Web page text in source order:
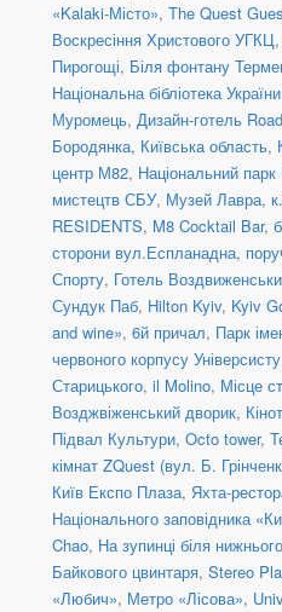
«Kalaki-Місто», The Quest
Воскресіння Христового УГКЦ,
Пирогощі, Біля фонтану
Національна бібліотека
Муромець, Дизайн-готель Road
Бородянка, Київська область,
центр М82, Національний
мистецтв СБУ, Музей Лавра,
RESIDENTS, M8 Cocktail Bar,
сторони вул.Еспланадна,
Спорту, Готель
Сундук Паб, Hilton Kyiv, Kyiv
and wine», 6й причал, Парк
червоного корпусу Універсисту
Старицького, il Molino, Місце
Возджвіженський дворик,
Підвал Культури, Octo tower,
кімнат ZQuest (вул. Б.
Київ Експо Плаза, Яхта-
Національного заповідника
Chao, На зупинці біля
Байкового цвинтаря, Stereo
«Любич», Метро «Лісова»,